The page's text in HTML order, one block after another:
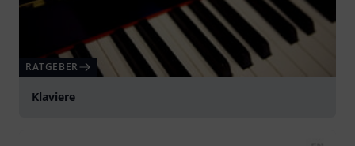
RATGEBER
Klaviere